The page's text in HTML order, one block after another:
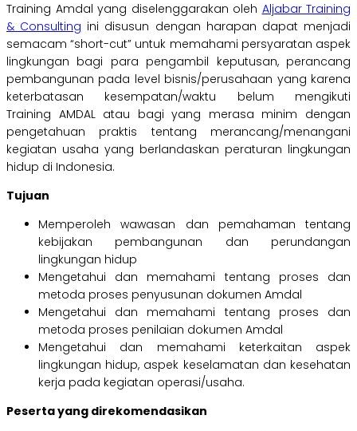
Training Amdal yang diselenggarakan oleh Aljabar Training
& Consulting ini disusun dengan harapan dapat menjadi
semacam “short-cut” untuk memahami persyaratan aspek
lingkungan bagi para pengambil keputusan, perancang
pembangunan pada level bisnis/perusahaan yang karena
keterbatasan kesempatan/waktu belum mengikuti
Training AMDAL atau bagi yang merasa minim dengan
pengetahuan praktis tentang merancang/menangani
kegiatan usaha yang berlandaskan peraturan lingkungan
hidup di Indonesia.
Tujuan
Memperoleh wawasan dan pemahaman tentang
kebijakan pembangunan dan perundangan
lingkungan hidup
Mengetahui dan memahami tentang proses dan
metoda proses penyusunan dokumen Amdal
Mengetahui dan memahami tentang proses dan
metoda proses penilaian dokumen Amdal
Mengetahui dan memahami keterkaitan aspek
lingkungan hidup, aspek keselamatan dan kesehatan
kerja pada kegiatan operasi/usaha.
Peserta yang direkomendasikan